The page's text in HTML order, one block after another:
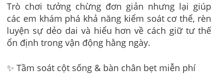
Trò chơi tưởng chừng đơn giản nhưng lại giúp
các em khám phá khả năng kiểm soát cơ thể, rèn
luyện sự dẻo dai và hiểu hơn về cách giữ tư thế
ổn định trong vận động hằng ngày.
✨ Tầm soát cột sống & bàn chân bẹt miễn phí